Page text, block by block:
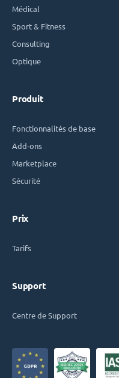
Médical
Sport & Fitness
Consulting
Optique
Produit
Fonctionnalités de base
Add-ons
Marketplace
Sécurité
Prix
Tarifs
Support
Centre de Support